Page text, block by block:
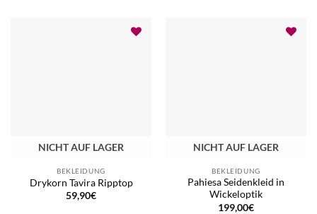
NICHT AUF LAGER
BEKLEIDUNG
Drykorn Tavira Ripptop
59,90€
NICHT AUF LAGER
BEKLEIDUNG
Pahiesa Seidenkleid in
Wickeloptik
199,00€